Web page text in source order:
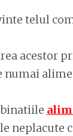
telul
acestor
numai
neplacute